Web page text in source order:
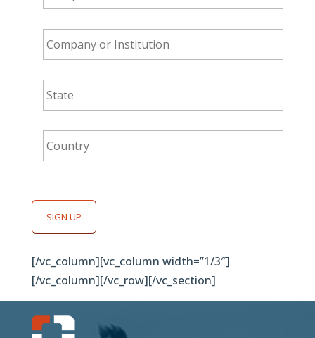
Company
or
Institution *
State *
Country *
SIGN UP
[/vc_column][vc_column width=”1/3″]
[/vc_column][/vc_row][/vc_section]